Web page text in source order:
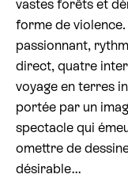
vastes forêts et
forme de
passionnant,
direct, quatre
voyage en terres
portée par un
spectacle qui
omettre de
désirable…